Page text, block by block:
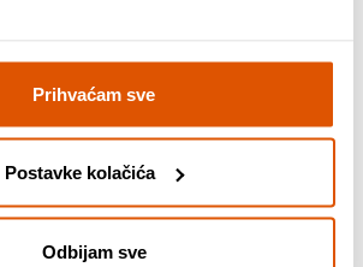
Prihvaćam sve
Postavke kolačića
Odbijam sve
To dolazi od
koje jamče
tijekom